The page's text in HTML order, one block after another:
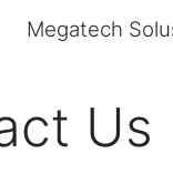
Megatech
Us